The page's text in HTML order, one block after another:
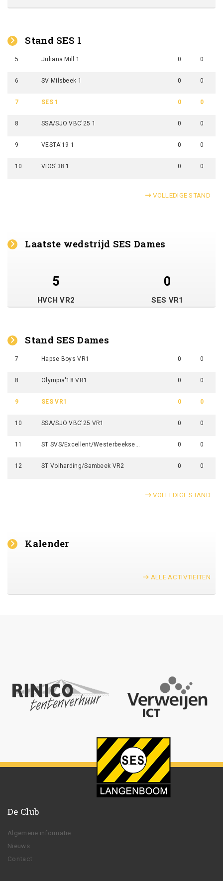
Stand SES 1
5 Juliana Mill 1 0 0
6 SV Milsbeek 1 0 0
7 SES 1 0 0
8 SSA/SJO VBC'25 1 0 0
9 VESTA'19 1 0 0
10 VIOS'38 1 0 0
VOLLEDIGE STAND
Laatste wedstrijd SES Dames
5 0
HVCH VR2 SES VR1
Stand SES Dames
7 Hapse Boys VR1 0 0
8 Olympia'18 VR1 0 0
9 SES VR1 0 0
10 SSA/SJO VBC'25 VR1 0 0
11 0 0
12 ST Volharding/Sambeek VR2 0 0
VOLLEDIGE STAND
Kalender
ALLE ACTIVTIEITEN
De Club
Algemene informatie
Nieuws
Contact